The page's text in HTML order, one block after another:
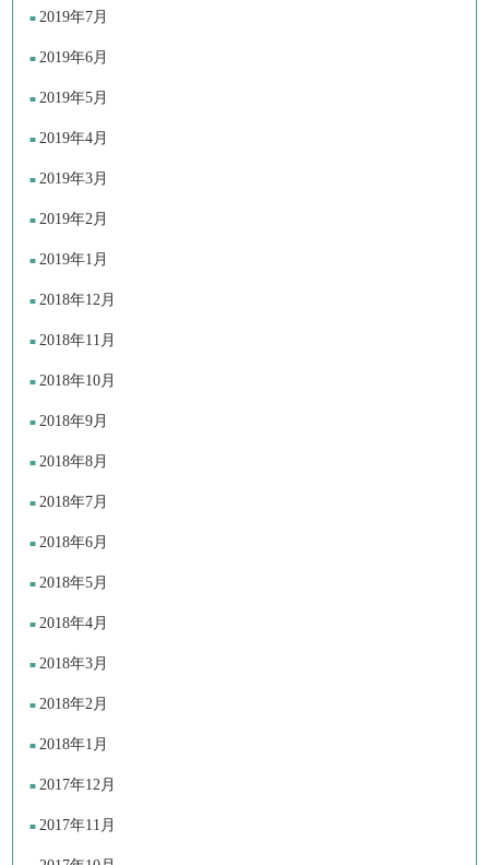
2019年7月
2019年6月
2019年5月
2019年4月
2019年3月
2019年2月
2019年1月
2018年12月
2018年11月
2018年10月
2018年9月
2018年8月
2018年7月
2018年6月
2018年5月
2018年4月
2018年3月
2018年2月
2018年1月
2017年12月
2017年11月